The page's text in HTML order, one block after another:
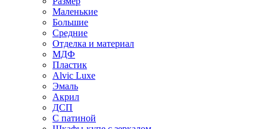
Маленькие
Большие
Средние
Отделка и материал
МДФ
Пластик
Alvic Luxe
Эмаль
Акрил
ДСП
С патиной